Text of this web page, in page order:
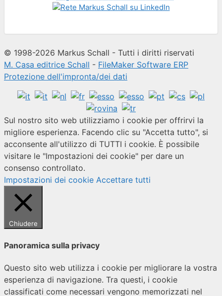
© 1998-2026 Markus Schall - Tutti i diritti riservati
M. Casa editrice Schall - FileMaker Software ERP
Protezione dell'impronta/dei dati
Sul nostro sito web utilizziamo i cookie per offrirvi la
migliore esperienza. Facendo clic su "Accetta tutto", si
acconsente all'utilizzo di TUTTI i cookie. È possibile
visitare le "Impostazioni dei cookie" per dare un
consenso controllato.
Impostazioni dei cookie Accettare tutti
Chiudere
Panoramica sulla privacy
Questo sito web utilizza i cookie per migliorare la vostra
esperienza di navigazione. Tra questi, i cookie
classificati come necessari vengono memorizzati nel